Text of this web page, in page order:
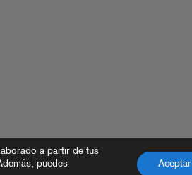
a partir de tus
puedes
Aceptar